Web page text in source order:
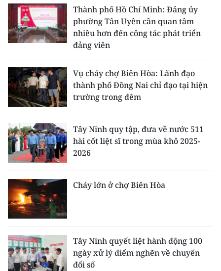
Thành phố Hồ Chí Minh: Đảng ủy
phường Tân Uyên cần quan tâm
nhiều hơn đến công tác phát triển
đảng viên
Vụ cháy chợ Biên Hòa: Lãnh đạo
thành phố Đồng Nai chỉ đạo tại hiện
trường trong đêm
Tây Ninh quy tập, đưa về nước 511
hài cốt liệt sĩ trong mùa khô 2025-
2026
Cháy lớn ở chợ Biên Hòa
Tây Ninh quyết liệt hành động 100
ngày xử lý điểm nghẽn về chuyển
đổi số